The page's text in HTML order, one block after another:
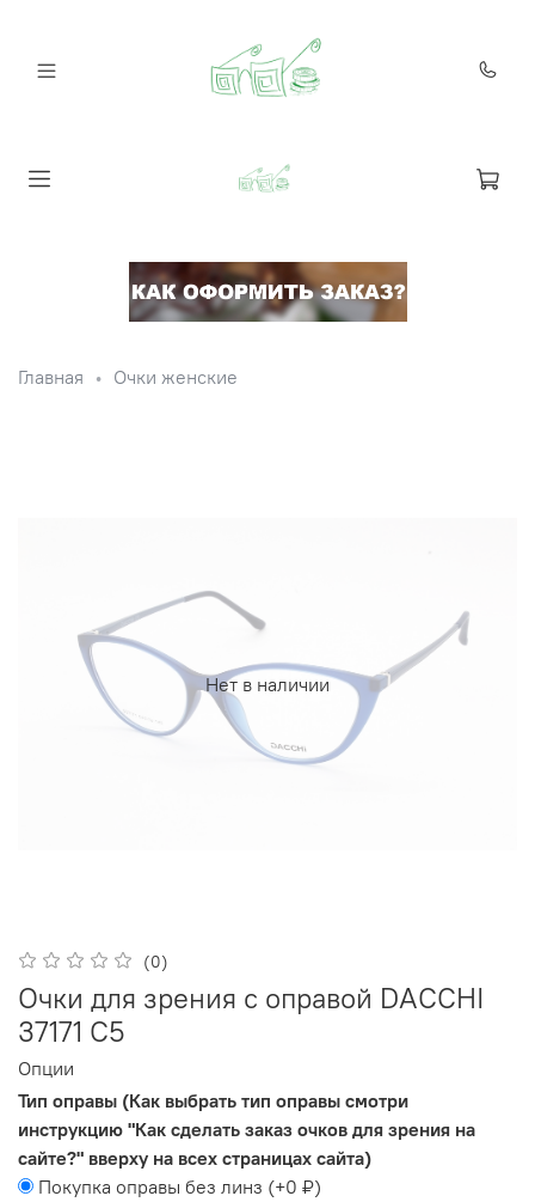
Главная Очки женские
Нет в наличии
(0)
Очки для зрения с оправой DACCHI
37171 C5
Опции
Тип оправы (Как выбрать тип оправы смотри
инструкцию "Как сделать заказ очков для зрения на
сайте?" вверху на всех страницах сайта)
Покупка оправы без линз (+0 ₽)